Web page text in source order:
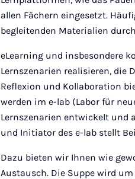
allen Fächern eingesetzt.
begleitenden Materialien
eLearning und insbesondere
Lernszenarien realisieren,
Reflexion und Kollaboration
werden im e-lab (Labor für
Lernszenarien entwickelt und
und Initiator des e-lab stellt
Dazu bieten wir Ihnen wie
Austausch. Die Suppe wird